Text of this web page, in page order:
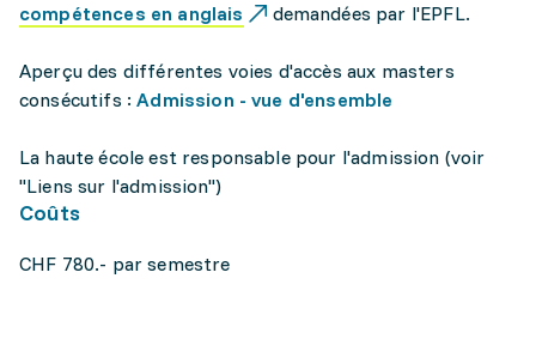
compétences en anglais
demandées par l'EPFL.
Aperçu des différentes voies d'accès aux masters
consécutifs :Admission - vue d'ensemble
La haute école est responsable pour l'admission (voir
"Liens sur l'admission")
Coûts
CHF 780.- par semestre